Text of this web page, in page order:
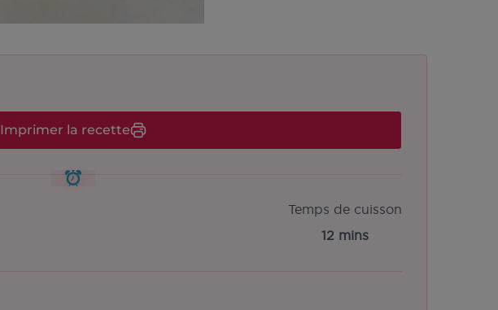
Imprimer la recette
Temps de cuisson
12 mins